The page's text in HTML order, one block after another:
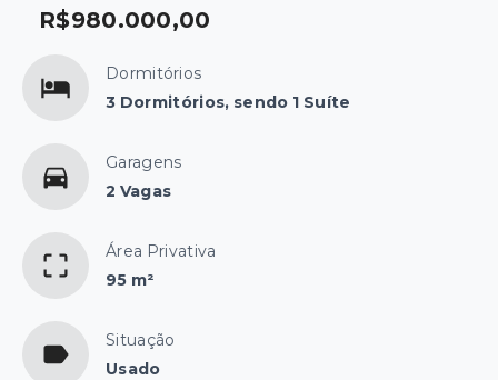
R$980.000,00
Dormitórios
3 Dormitórios, sendo 1 Suíte
Garagens
2 Vagas
Área Privativa
95 m²
Situação
Usado